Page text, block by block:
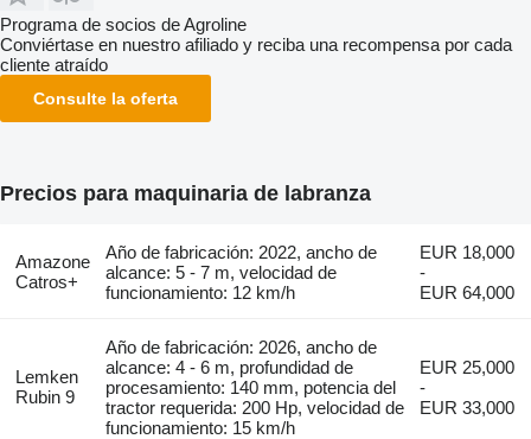
Programa de socios de Agroline
Conviértase en nuestro afiliado y reciba una recompensa por cada
cliente atraído
Consulte la oferta
Precios para maquinaria de labranza
Amazone
Catros+
Año de fabricación: 2022, ancho de
alcance: 5 - 7 m, velocidad de
funcionamiento: 12 km/h
EUR 18,000
-
EUR 64,000
Lemken
Rubin 9
Año de fabricación: 2026, ancho de
alcance: 4 - 6 m, profundidad de
procesamiento: 140 mm, potencia del
tractor requerida: 200 Hp, velocidad de
funcionamiento: 15 km/h
EUR 25,000
-
EUR 33,000